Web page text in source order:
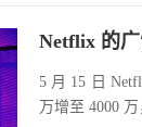
Netflix 的
5 月 15 日
万增至 4000